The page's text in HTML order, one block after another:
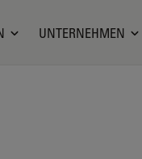
UNTERNEHMEN